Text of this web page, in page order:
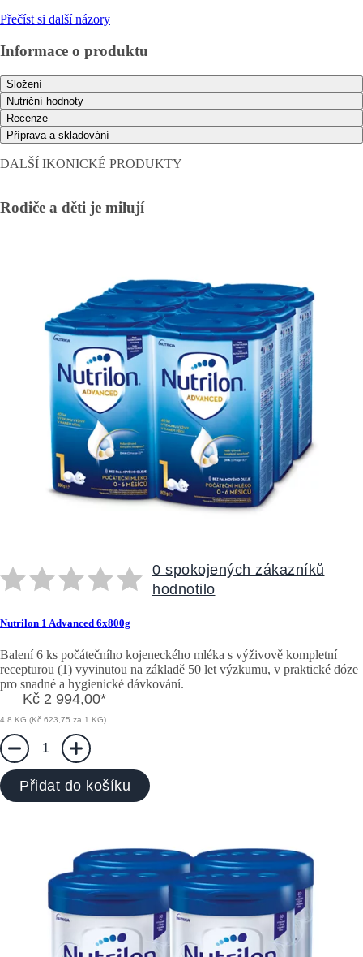
Přečíst si další názory
Informace o produktu
Složení
Nutriční hodnoty
Recenze
Příprava a skladování
DALŠÍ IKONICKÉ PRODUKTY
Rodiče a děti je milují
0 spokojených zákazníků
hodnotilo
Nutrilon 1 Advanced 6x800g
Balení 6 ks počátečního kojeneckého mléka s výživově kompletní
recepturou (1) vyvinutou na základě 50 let výzkumu, v praktické dóze
pro snadné a hygienické dávkování.
Kč 2 994,00*
4,8 KG (Kč 623,75 za 1 KG)
1
Přidat do košíku